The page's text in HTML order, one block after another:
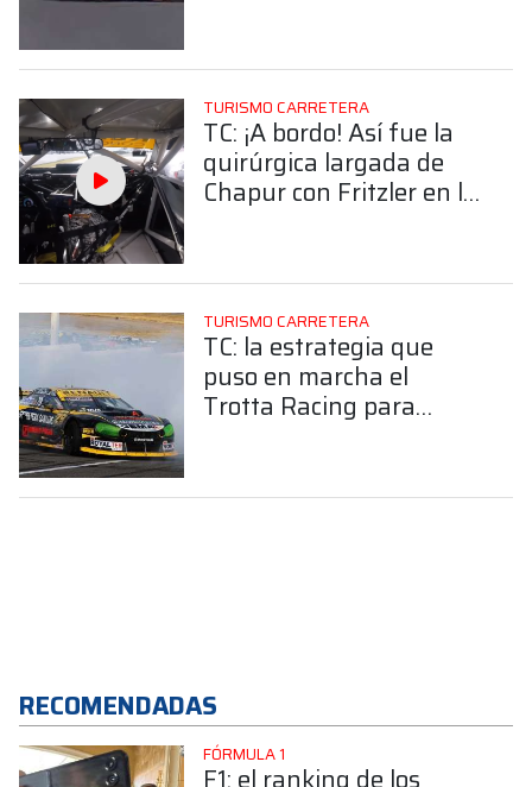
TURISMO CARRETERA
TC: ¡A bordo! Así fue la
quirúrgica largada de
Chapur con Fritzler en la
TURISMO CARRETERA
TC: la estrategia que
puso en marcha el
Trotta Racing para
Córdoba
RECOMENDADAS
FÓRMULA 1
F1: el ranking de los